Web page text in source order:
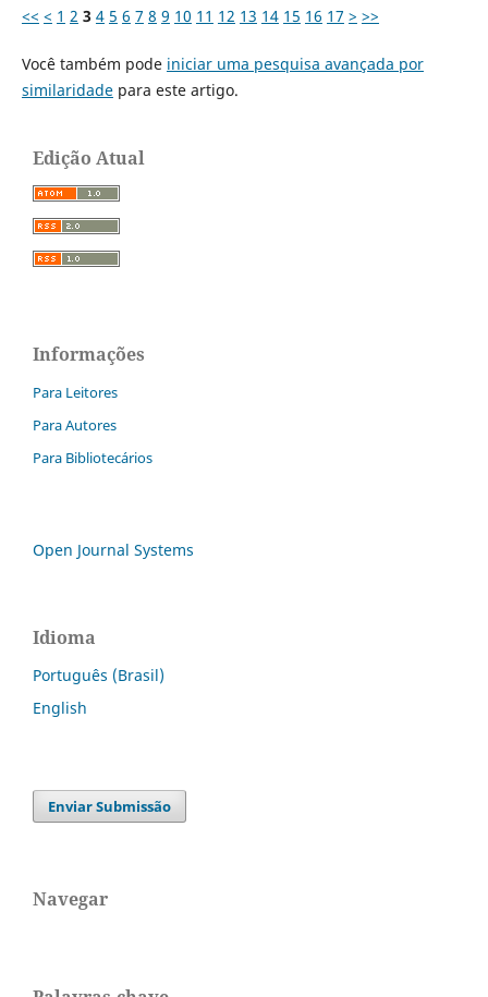
<< < 1 2 3 4 5 6 7 8 9 10 11 12 13 14 15 16 17 > >>
Você também pode iniciar uma pesquisa avançada por
similaridadepara este artigo.
Edição Atual
Informações
Para Leitores
Para Autores
Para Bibliotecários
Open Journal Systems
Idioma
Português (Brasil)
English
Enviar Submissão
Navegar